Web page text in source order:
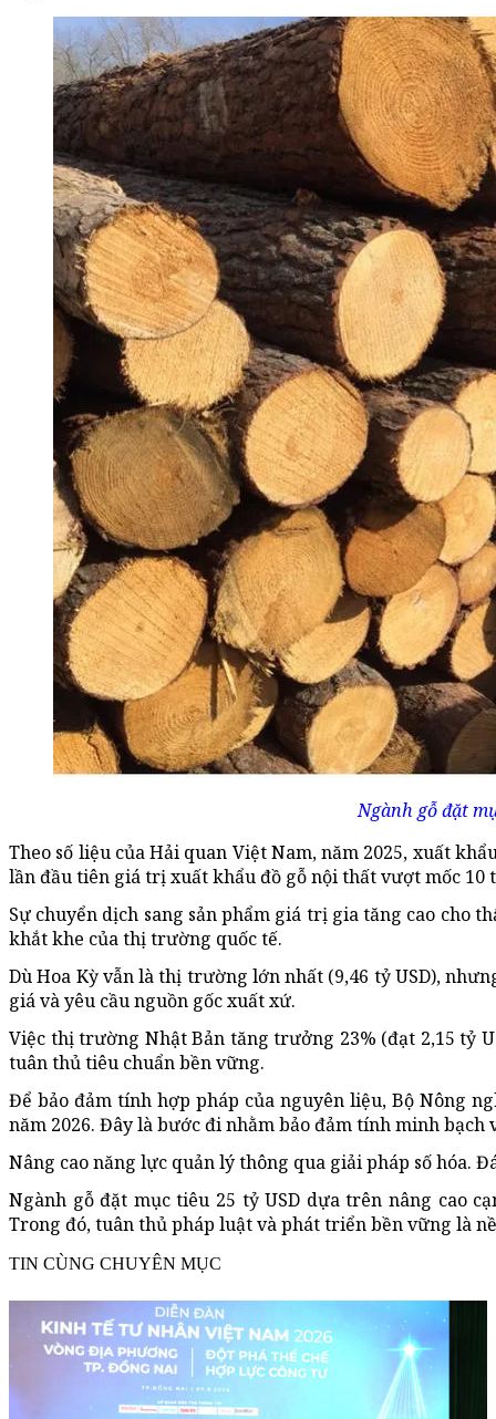
Ngành gỗ đặt
Theo số liệu của Hải quan Việt Nam, năm 2025, xuất
lần đầu tiên giá trị xuất khẩu đồ gỗ nội thất vượt mốc 10
Sự chuyển dịch sang sản phẩm giá trị gia tăng cao cho
khắt khe của thị trường quốc tế.
Dù Hoa Kỳ vẫn là thị trường lớn nhất (9,46 tỷ USD),
giá và yêu cầu nguồn gốc xuất xứ.
Việc thị trường Nhật Bản tăng trưởng 23% (đạt 2,15 tỷ
tuân thủ tiêu chuẩn bền vững.
Để bảo đảm tính hợp pháp của nguyên liệu, Bộ Nông
năm 2026. Đây là bước đi nhằm bảo đảm tính minh bạch
Nâng cao năng lực quản lý thông qua giải pháp số hóa.
Ngành gỗ đặt mục tiêu 25 tỷ USD dựa trên nâng cao
Trong đó, tuân thủ pháp luật và phát triển bền vững là
TIN CÙNG CHUYÊN MỤC